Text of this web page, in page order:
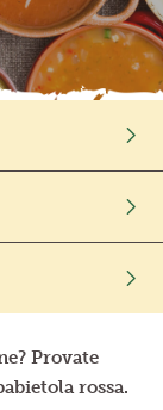
Provate
rossa.